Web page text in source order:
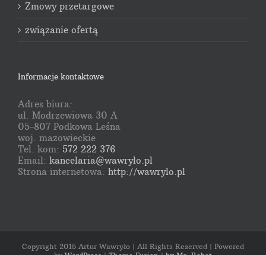
Zmowy przetargowe
związanie ofertą
Informacje kontaktowe
Adres biura:
ul. Modrzewiowa 30 A
05-807 Podkowa Leśna
woj. mazowieckie
Tel. kom: 572 222 376
Email: kancelaria@wawrylo.pl
Strona internetowa: http://wawrylo.pl
Copyright 2015 Artur Wawryło | All Rights Reserved | Powered